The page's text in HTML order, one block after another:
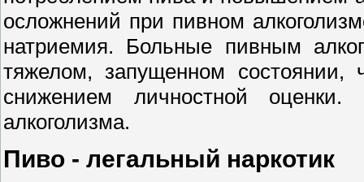
осложнений при пивном
натриемия. Больные пивным
тяжелом, запущенном
снижением личностной оценки.
алкоголизма.
Пиво - легальный наркотик